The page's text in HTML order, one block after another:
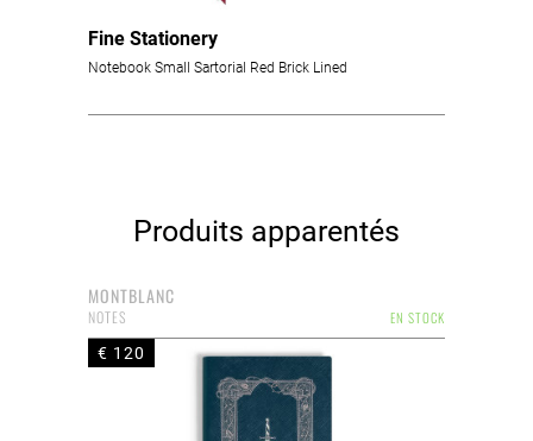
Fine Stationery
Notebook Small Sartorial Red Brick Lined
Produits apparentés
MONTBLANC
EN STOCK
NOTES
€ 120